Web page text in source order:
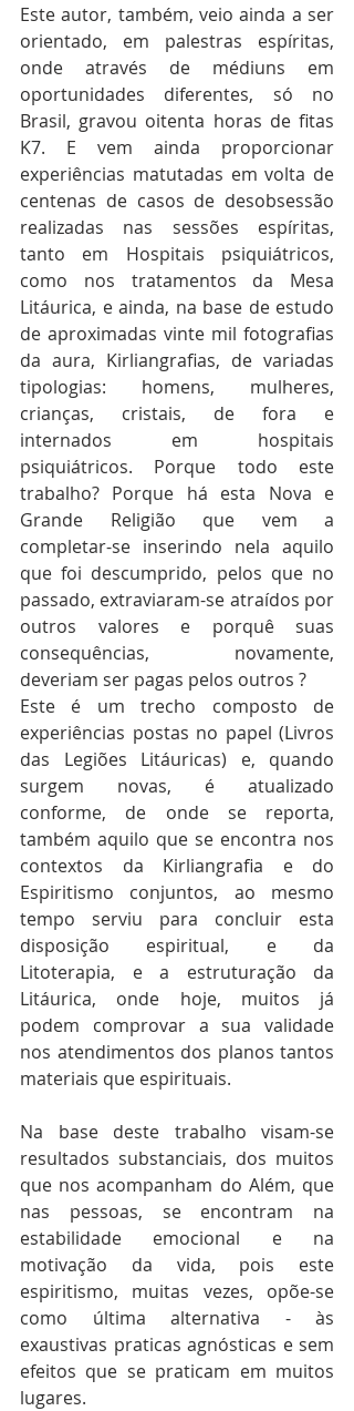
Este autor, também, veio ainda a ser
orientado, em palestras espíritas,
onde através de médiuns em
oportunidades diferentes, só no
Brasil, gravou oitenta horas de fitas
K7. E vem ainda proporcionar
experiências matutadas em volta de
centenas de casos de desobsessão
realizadas nas sessões espíritas,
tanto em Hospitais psiquiátricos,
como nos tratamentos da Mesa
Litáurica, e ainda, na base de estudo
de aproximadas vinte mil fotografias
da aura, Kirliangrafias, de variadas
tipologias: homens, mulheres,
crianças, cristais, de fora e
internados em hospitais
psiquiátricos. Porque todo este
trabalho? Porque há esta Nova e
Grande Religião que vem a
completar-se inserindo nela aquilo
que foi descumprido, pelos que no
passado, extraviaram-se atraídos por
outros valores e porquê suas
consequências, novamente,
deveriam ser pagas pelos outros ?
Este é um trecho composto de
experiências postas no papel (Livros
das Legiões Litáuricas) e, quando
surgem novas, é atualizado
conforme, de onde se reporta,
também aquilo que se encontra nos
contextos da Kirliangrafia e do
Espiritismo conjuntos, ao mesmo
tempo serviu para concluir esta
disposição espiritual, e da
Litoterapia, e a estruturação da
Litáurica, onde hoje, muitos já
podem comprovar a sua validade
nos atendimentos dos planos tantos
materiais que espirituais.
Na base deste trabalho visam-se
resultados substanciais, dos muitos
que nos acompanham do Além, que
nas pessoas, se encontram na
estabilidade emocional e na
motivação da vida, pois este
espiritismo, muitas vezes, opõe-se
como última alternativa - às
exaustivas praticas agnósticas e sem
efeitos que se praticam em muitos
lugares.